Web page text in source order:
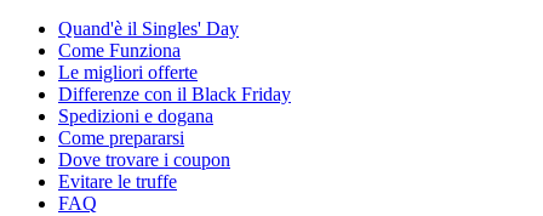
Quand'è il Singles' Day
Come Funziona
Le migliori offerte
Differenze con il Black Friday
Spedizioni e dogana
Come prepararsi
Dove trovare i coupon
Evitare le truffe
FAQ